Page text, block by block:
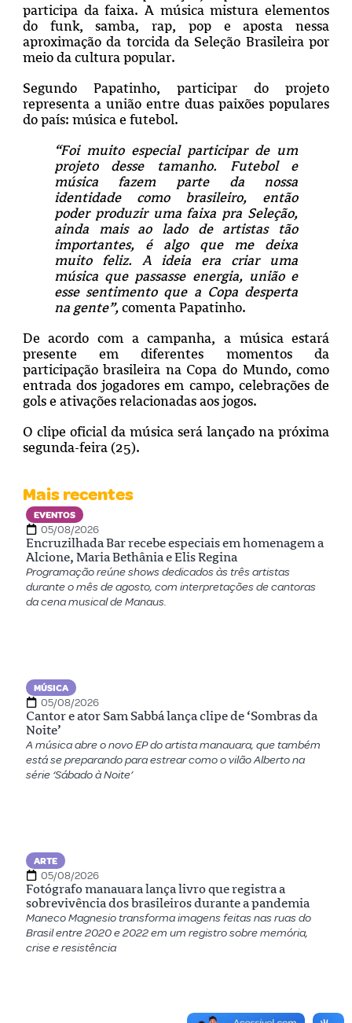
participa da faixa. A música mistura elementos
do funk, samba, rap, pop e aposta nessa
aproximação da torcida da Seleção Brasileira por
meio da cultura popular.
Segundo Papatinho, participar do projeto
representa a união entre duas paixões populares
do país: música e futebol.
“Foi muito especial participar de um
projeto desse tamanho. Futebol e
música fazem parte da nossa
identidade como brasileiro, então
poder produzir uma faixa pra Seleção,
ainda mais ao lado de artistas tão
importantes, é algo que me deixa
muito feliz. A ideia era criar uma
música que passasse energia, união e
esse sentimento que a Copa desperta
na gente”, comenta Papatinho.
De acordo com a campanha, a música estará
presente em diferentes momentos da
participação brasileira na Copa do Mundo, como
entrada dos jogadores em campo, celebrações de
gols e ativações relacionadas aos jogos.
O clipe oficial da música será lançado na próxima
segunda-feira (25).
Mais recentes
EVENTOS
05/08/2026
Encruzilhada Bar recebe especiais em homenagem a
Alcione, Maria Bethânia e Elis Regina
Programação reúne shows dedicados às três artistas
durante o mês de agosto, com interpretações de cantoras
da cena musical de Manaus.
MÚSICA
05/08/2026
Cantor e ator Sam Sabbá lança clipe de ‘Sombras da
Noite’
A música abre o novo EP do artista manauara, que também
está se preparando para estrear como o vilão Alberto na
série ‘Sábado à Noite’
ARTE
05/08/2026
Fotógrafo manauara lança livro que registra a
sobrevivência dos brasileiros durante a pandemia
Maneco Magnesio transforma imagens feitas nas ruas do
Brasil entre 2020 e 2022 em um registro sobre memória,
crise e resistência